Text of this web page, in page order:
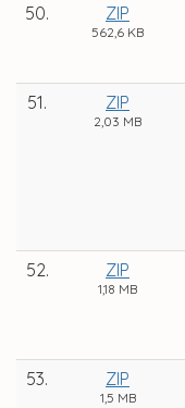
50. ZIP
562,6 KB
51. ZIP
2,03 MB
52. ZIP
1,18 MB
53. ZIP
1,5 MB